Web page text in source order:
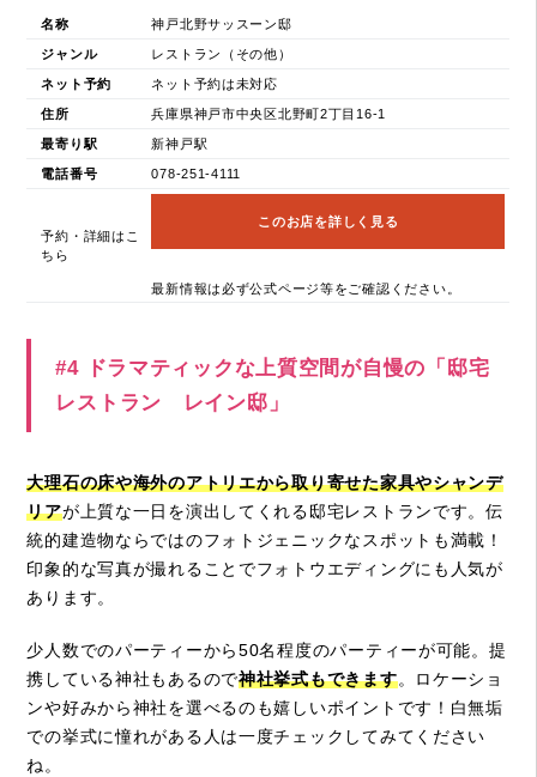
名称 神戸北野サッスーン邸
ジャンル レストラン（その他）
ネット予約 ネット予約は未対応
住所 兵庫県神戸市中央区北野町2丁目16-1
最寄り駅 新神戸駅
電話番号 078-251-4111
予約・詳細はこ
ちら
このお店を詳しく見る
最新情報は必ず公式ページ等をご確認ください。
#4 ドラマティックな上質空間が自慢の「邸宅
レストラン レイン邸」
大理石の床や海外のアトリエから取り寄せた家具やシャンデ
リアが上質な一日を演出してくれる邸宅レストランです。伝
統的建造物ならではのフォトジェニックなスポットも満載！
印象的な写真が撮れることでフォトウエディングにも人気が
あります。
少人数でのパーティーから50名程度のパーティーが可能。提
携している神社もあるので神社挙式もできます。ロケーショ
ンや好みから神社を選べるのも嬉しいポイントです！白無垢
での挙式に憧れがある人は一度チェックしてみてください
ね。